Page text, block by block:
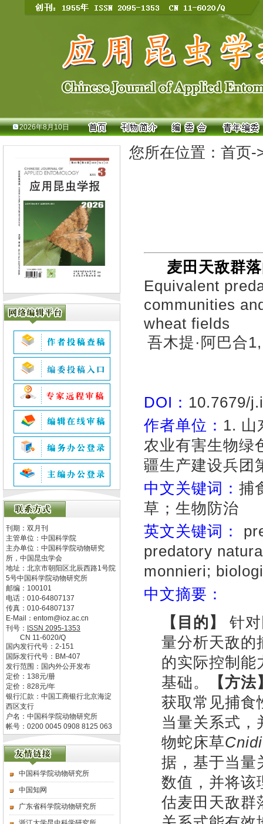
2026年8月10日
刊期：双月刊
主管单位： 中国科学院
主办单位： 中国科学院动物研究
所，中国昆虫学会
地址： 北京市朝阳区北辰西路1号院
5号中国科学院动物研究所
邮编： 100101
电话： 010-64807137
传真： 010-64807137
E-Mail： entom@ioz.ac.cn
刊号： ISSN 2095-1353
CN 11-6020/Q
国内发行代号： 2-151
国际发行代号： BM-407
发行范围：国内外公开发布
定价： 138元/册
定价： 828元/年
银行汇款：中国工商银行北京海淀
西区支行
户名：中国科学院动物研究所
帐号：0200 0045 0908 8125 063
中国科学院动物研究所
中国知网
广东省科学院动物研究所
您所在位置： 首页-
麦田天敌群
Equivalent
communities
wheat fields
吾木提·阿巴合
DOI： 10.7679/
作者单位： 1. 山
农业有害生物绿
疆生产建设兵团
中文关键词： 捕
草；生物防治
英文关键词：
predatory
monnieri;
中文摘要：
【目的】
针
量分析天敌的
的实际控制能
基础。
【方法
获取常见捕食
当量关系式，
物蛇床草
据，基于当量
数值，并将该
估麦田天敌群